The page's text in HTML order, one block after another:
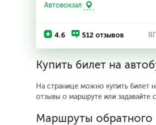
Автовокзал
4.6 512 отзывов
Купить билет на
На странице можно купить билет
отзывы о маршруте или задавайте
Маршруты обратного